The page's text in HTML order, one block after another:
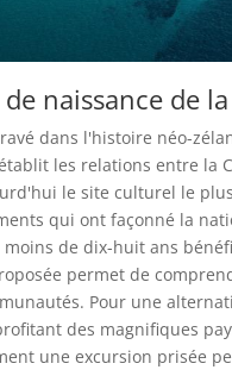
naissance de
dans l'histoire néo-
les relations entre la
le site culturel le
qui ont façonné la
de dix-huit ans
permet de
Pour une
des magnifiques
une excursion prisée